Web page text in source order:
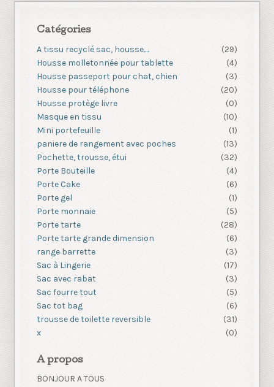
Catégories
A tissu recyclé sac, housse....
(29)
Housse molletonnée pour tablette
(4)
Housse passeport pour chat, chien
(3)
Housse pour téléphone
(20)
Housse protège livre
(0)
Masque en tissu
(10)
Mini portefeuille
(1)
paniere de rangement avec poches
(13)
Pochette, trousse, étui
(32)
Porte Bouteille
(4)
Porte Cake
(6)
Porte gel
(1)
Porte monnaie
(5)
Porte tarte
(28)
Porte tarte grande dimension
(6)
range barrette
(3)
Sac à Lingerie
(17)
Sac avec rabat
(3)
Sac fourre tout
(5)
Sac tot bag
(6)
trousse de toilette reversible
(31)
x
(0)
A propos
BONJOUR A TOUS